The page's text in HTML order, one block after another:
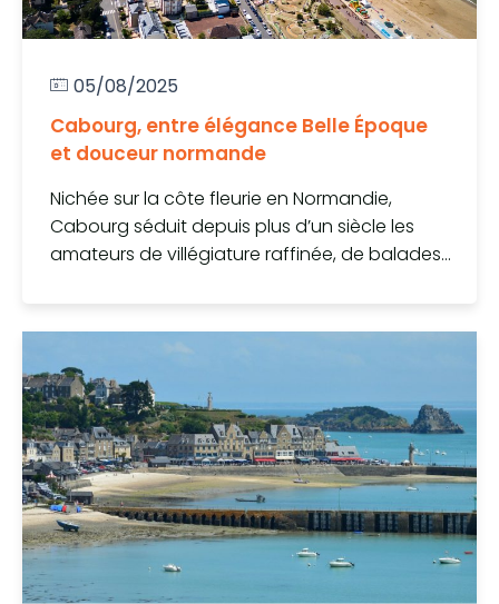
05/08/2025
Cabourg, entre élégance Belle Époque
et douceur normande
Nichée sur la côte fleurie en Normandie,
Cabourg séduit depuis plus d’un siècle les
amateurs de villégiature raffinée, de balades...